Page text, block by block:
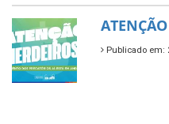
Publicado em: